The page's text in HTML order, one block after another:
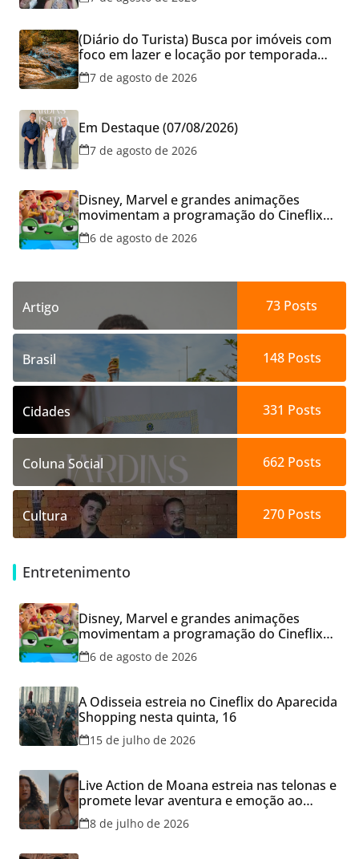
(Diário do Turista) Busca por imóveis com
foco em lazer e locação por temporada
cresce no Brasil
7 de agosto de 2026
Em Destaque (07/08/2026)
7 de agosto de 2026
Disney, Marvel e grandes animações
movimentam a programação do Cineflix
do Aparecida Shopping
6 de agosto de 2026
Artigo 73 Posts
Brasil 148Posts
Cidades 331 Posts
Coluna Social 662Posts
Cultura 270Posts
Entretenimento
Disney, Marvel e grandes animações
movimentam a programação do Cineflix
do Aparecida Shopping
6 de agosto de 2026
A Odisseia estreia no Cineflix do Aparecida
Shopping nesta quinta, 16
15 de julho de 2026
Live Action de Moana estreia nas telonas e
promete levar aventura e emoção ao
Cineflix do Aparecida Shopping
8 de julho de 2026